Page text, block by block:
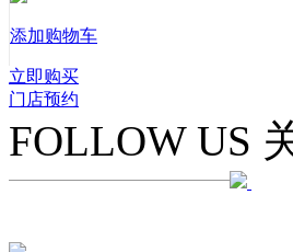
添加购物车
立即购买
门店预约
FOLLOW US